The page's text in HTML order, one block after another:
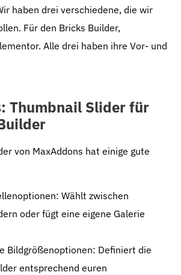
haben drei verschiedene, die wir
Für den Bricks Builder,
Alle drei haben ihre Vor- und
Thumbnail Slider für
von MaxAddons hat einige gute
Wählt zwischen
oder fügt eine eigene Galerie
Bildgrößenoptionen: Definiert die
entsprechend euren